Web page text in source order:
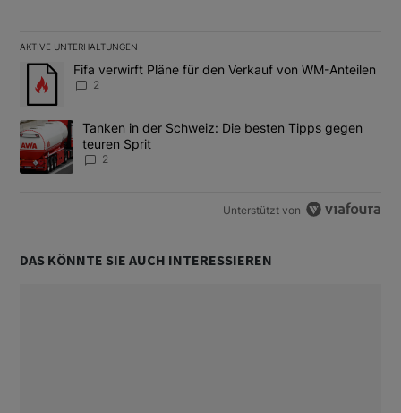
AKTIVE UNTERHALTUNGEN
Das Folgende ist eine Liste der am meisten kommentierten
Ein Trendartikel mit dem Titel "Fifa verwirft Pläne für den
Fifa verwirft Pläne für den Verkauf von WM-Anteilen
2
Ein Trendartikel mit dem Titel "Tanken in der Schweiz: Die
Tanken in der Schweiz: Die besten Tipps gegen
teuren Sprit
2
Unterstützt von
DAS KÖNNTE SIE AUCH INTERESSIEREN